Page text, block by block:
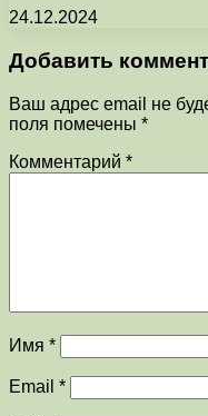
24.12.2024
Добавить
Ваш адрес email не
поля помечены *
Комментарий *
Имя *
Email *